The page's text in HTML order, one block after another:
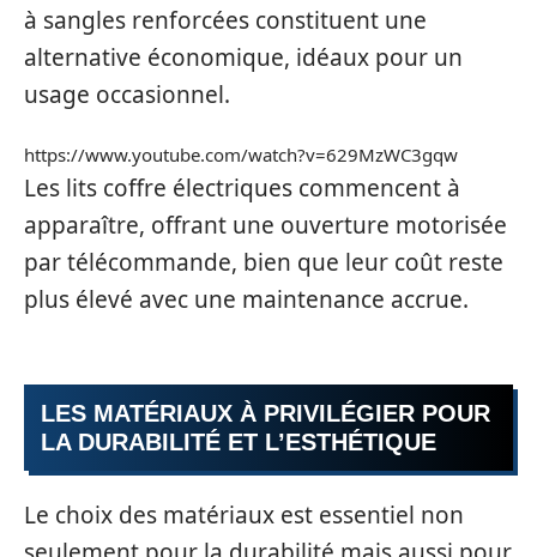
à sangles renforcées constituent une
alternative économique, idéaux pour un
usage occasionnel.
https://www.youtube.com/watch?v=629MzWC3gqw
Les lits coffre électriques commencent à
apparaître, offrant une ouverture motorisée
par télécommande, bien que leur coût reste
plus élevé avec une maintenance accrue.
LES MATÉRIAUX À PRIVILÉGIER POUR
LA DURABILITÉ ET L’ESTHÉTIQUE
Le choix des matériaux est essentiel non